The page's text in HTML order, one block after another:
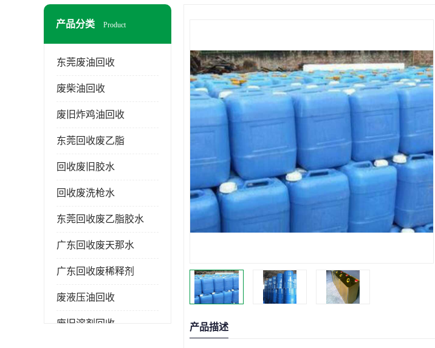
产品分类 Product
东莞废油回收
废柴油回收
废旧炸鸡油回收
东莞回收废乙脂
回收废旧胶水
回收废洗枪水
东莞回收废乙脂胶水
广东回收废天那水
广东回收废稀释剂
废液压油回收
废旧溶剂回收 产品描述